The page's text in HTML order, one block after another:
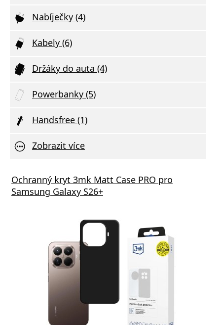
Nabíječky (4)
Kabely (6)
Držáky do auta (4)
Powerbanky (5)
Handsfree (1)
Zobrazit více
Ochranný kryt 3mk Matt Case PRO pro
Samsung Galaxy S26+